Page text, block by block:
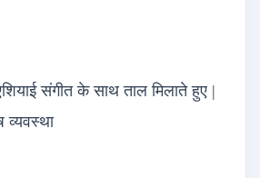
संगीत के साथ ताल मिलाते हुए |
व्यवस्था